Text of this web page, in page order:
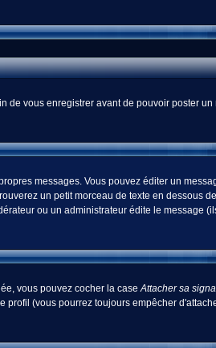
vous enregistrer avant de pouvoir poster
messages. Vous pouvez éditer un
un petit morceau de texte en dessous
ou un administrateur édite le message
vous pouvez cocher la caseAttacher sa
(vous pourrez toujours empêcher